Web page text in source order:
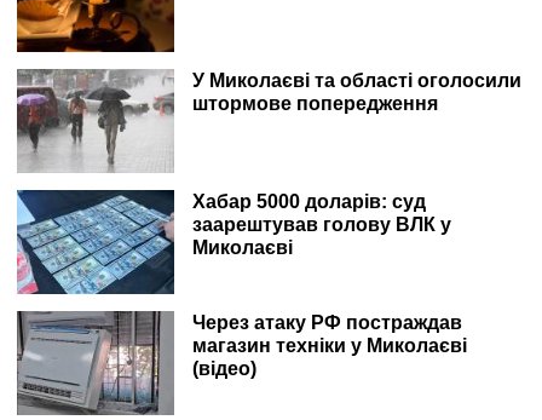
У Миколаєві та області оголосили
штормове попередження
Хабар 5000 доларів: суд
заарештував голову ВЛК у
Миколаєві
Через атаку РФ постраждав
магазин техніки у Миколаєві
(відео)